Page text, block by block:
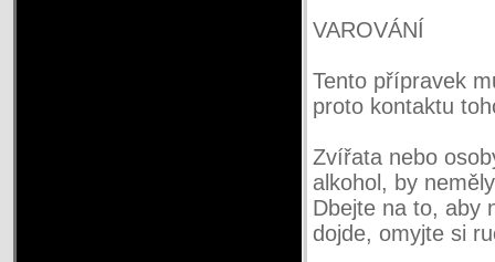
VAROVÁNÍ
Tento přípravek
proto kontaktu
Zvířata nebo
alkohol, by
Dbejte na to, aby
dojde, omyjte si